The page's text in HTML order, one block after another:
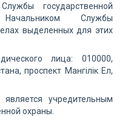
государственной
Службы
выделенных для этих
лица: 010000,
проспект Мангілік Ел,
учредительным
охраны.